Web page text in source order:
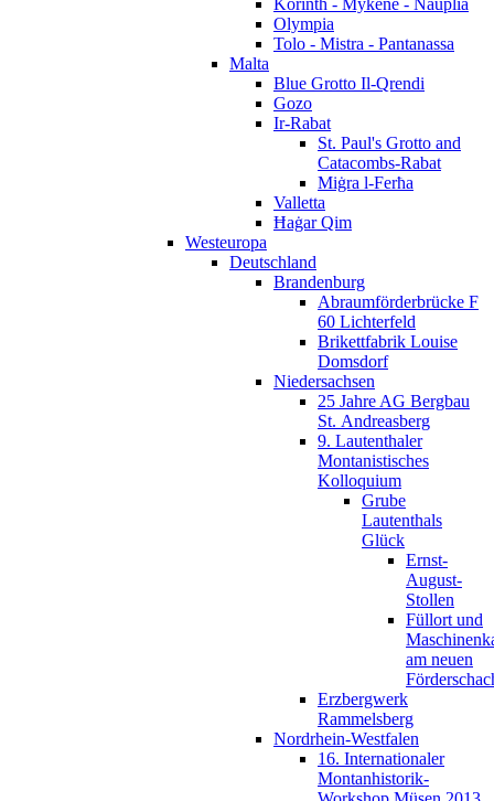
Olympia
Tolo - Mistra - Pantanassa
Malta
Blue Grotto Il-Qrendi
Gozo
Ir-Rabat
St. Paul's Grotto and
Catacombs-Rabat
Miġra l-Ferħa
Valletta
Ħaġar Qim
Westeuropa
Deutschland
Brandenburg
Abraumförderbrücke F
60 Lichterfeld
Brikettfabrik Louise
Domsdorf
Niedersachsen
25 Jahre AG Bergbau
St. Andreasberg
9. Lautenthaler
Montanistisches
Kolloquium
Grube
Lautenthals
Glück
Ernst-
August-
Stollen
Füllort und
am neuen
Erzbergwerk
Rammelsberg
Nordrhein-Westfalen
16. Internationaler
Montanhistorik-